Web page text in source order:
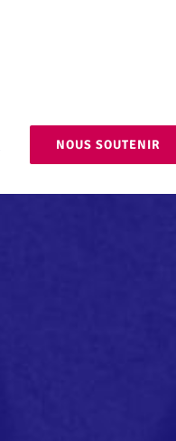
NOUS SOUTENIR